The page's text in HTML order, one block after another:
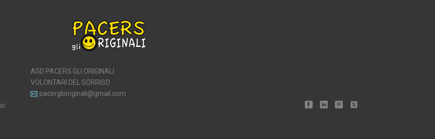
ASD PACERS GLI ORIGINALI
VOLONTARI DEL SORRISO
pacerglioriginali@gmail.com